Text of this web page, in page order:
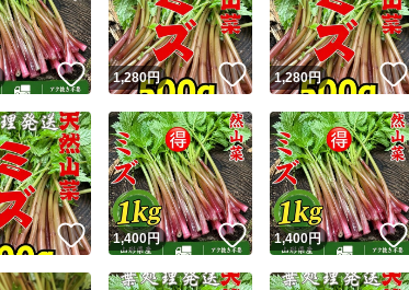
ユーザーの実
Yahoo!フリマが定めた一定の基準を満たした
いいね！
1,280円 いいね！
1,280円
いいね！
1,400円 いいね！
1,400円